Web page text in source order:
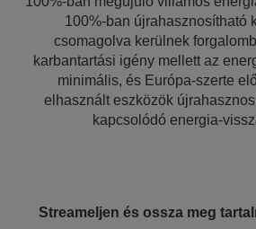
100%-ban újrahasznosítható
csomagolva kerülnek
karbantartási igény mellett az
minimális, és Európa-szerte
elhasznált eszközök
kapcsolódó energia-
Streameljen és ossza meg